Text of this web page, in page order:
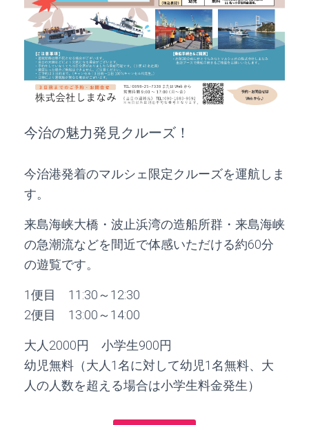
今治の魅力発見クルーズ！
今治港発着のマルシェ限定クルーズを運航しま
す。
来島海峡大橋・波止浜湾の造船所群・来島海峡
の急潮流などを間近で体感いただける約60分
の遊覧です。
1便目 11:30～12:30
2便目 13:00～14:00
大人2000円 小学生900円
幼児無料（大人1名に対して幼児1名無料、大
人の人数を超える場合は小学生料金発生）